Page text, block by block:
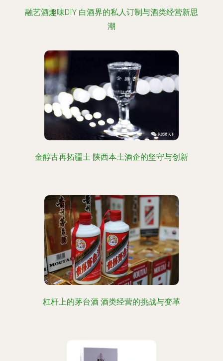
融艺酒趣味DIY 白酒界的私人订制与酒类经营新思
潮
金醇古再拓疆土 陕西本土酒企的坚守与创新
杠杆上的茅台酒 酒类经营的挑战与变革